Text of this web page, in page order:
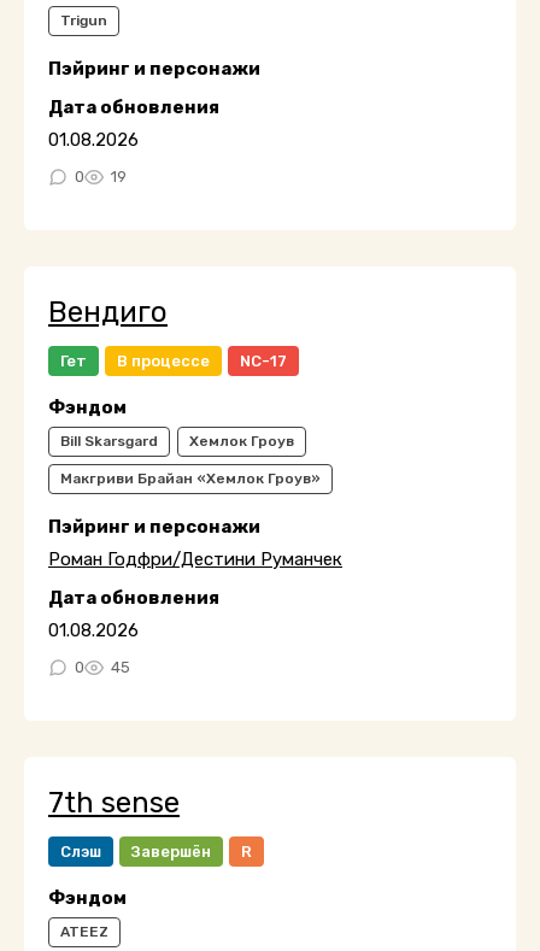
Trigun
Пэйринг и персонажи
Дата обновления
01.08.2026
0 19
Вендиго
Гет В процессе NC-17
Фэндом
Bill Skarsgard Хемлок Гроув
Макгриви Брайан «Хемлок Гроув»
Пэйринг и персонажи
Роман Годфри/Дестини Руманчек
Дата обновления
01.08.2026
0 45
7th sense
Слэш Завершён R
Фэндом
ATEEZ